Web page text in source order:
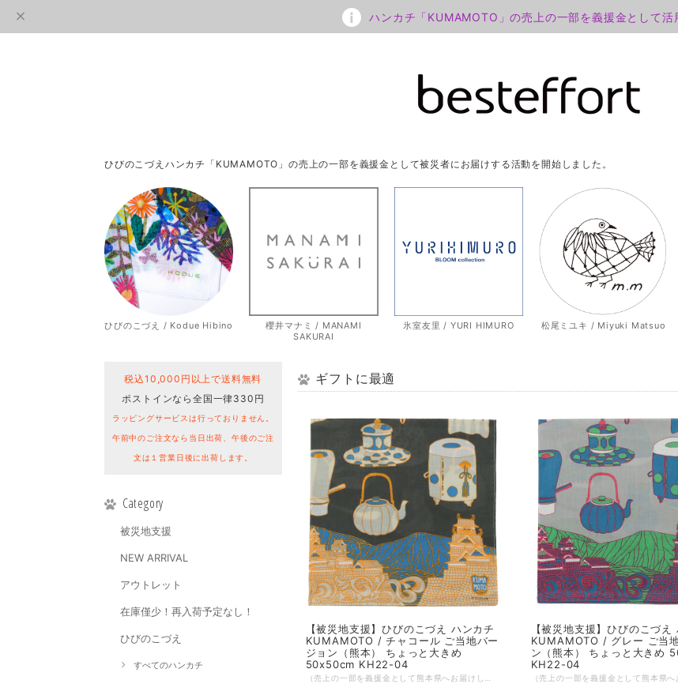
ハンカチ「KUMAMOTO」の売上の一部を義援金として活
ひびのこづえハンカチ「KUMAMOTO」の売上の一部を義援金として被災者にお届けする活動を開始しました。
ひびのこづえ / Kodue Hibino
櫻井マナミ / MANAMI
SAKURAI
氷室友里 / YURI HIMURO 松尾ミユキ / Miyuki Matsuo
税込10,000円以上で送料無料
ポストインなら全国一律330円
ラッピングサービスは行っておりません。
午前中のご注文なら当日出荷、午後のご注
文は１営業日後に出荷します。
Category
被災地支援
NEW ARRIVAL
アウトレット
在庫僅少！再入荷予定なし！
ひびのこづえ
すべてのハンカチ
ギフトに最適
【被災地支援】ひびのこづえ ハンカチ
KUMAMOTO / チャコール ご当地バー
ジョン（熊本） ちょっと大きめ
50x50cm KH22-04
【被災地支援】ひびのこづえ
KUMAMOTO / グレー ご当
ン（熊本） ちょっと大きめ
KH22-04